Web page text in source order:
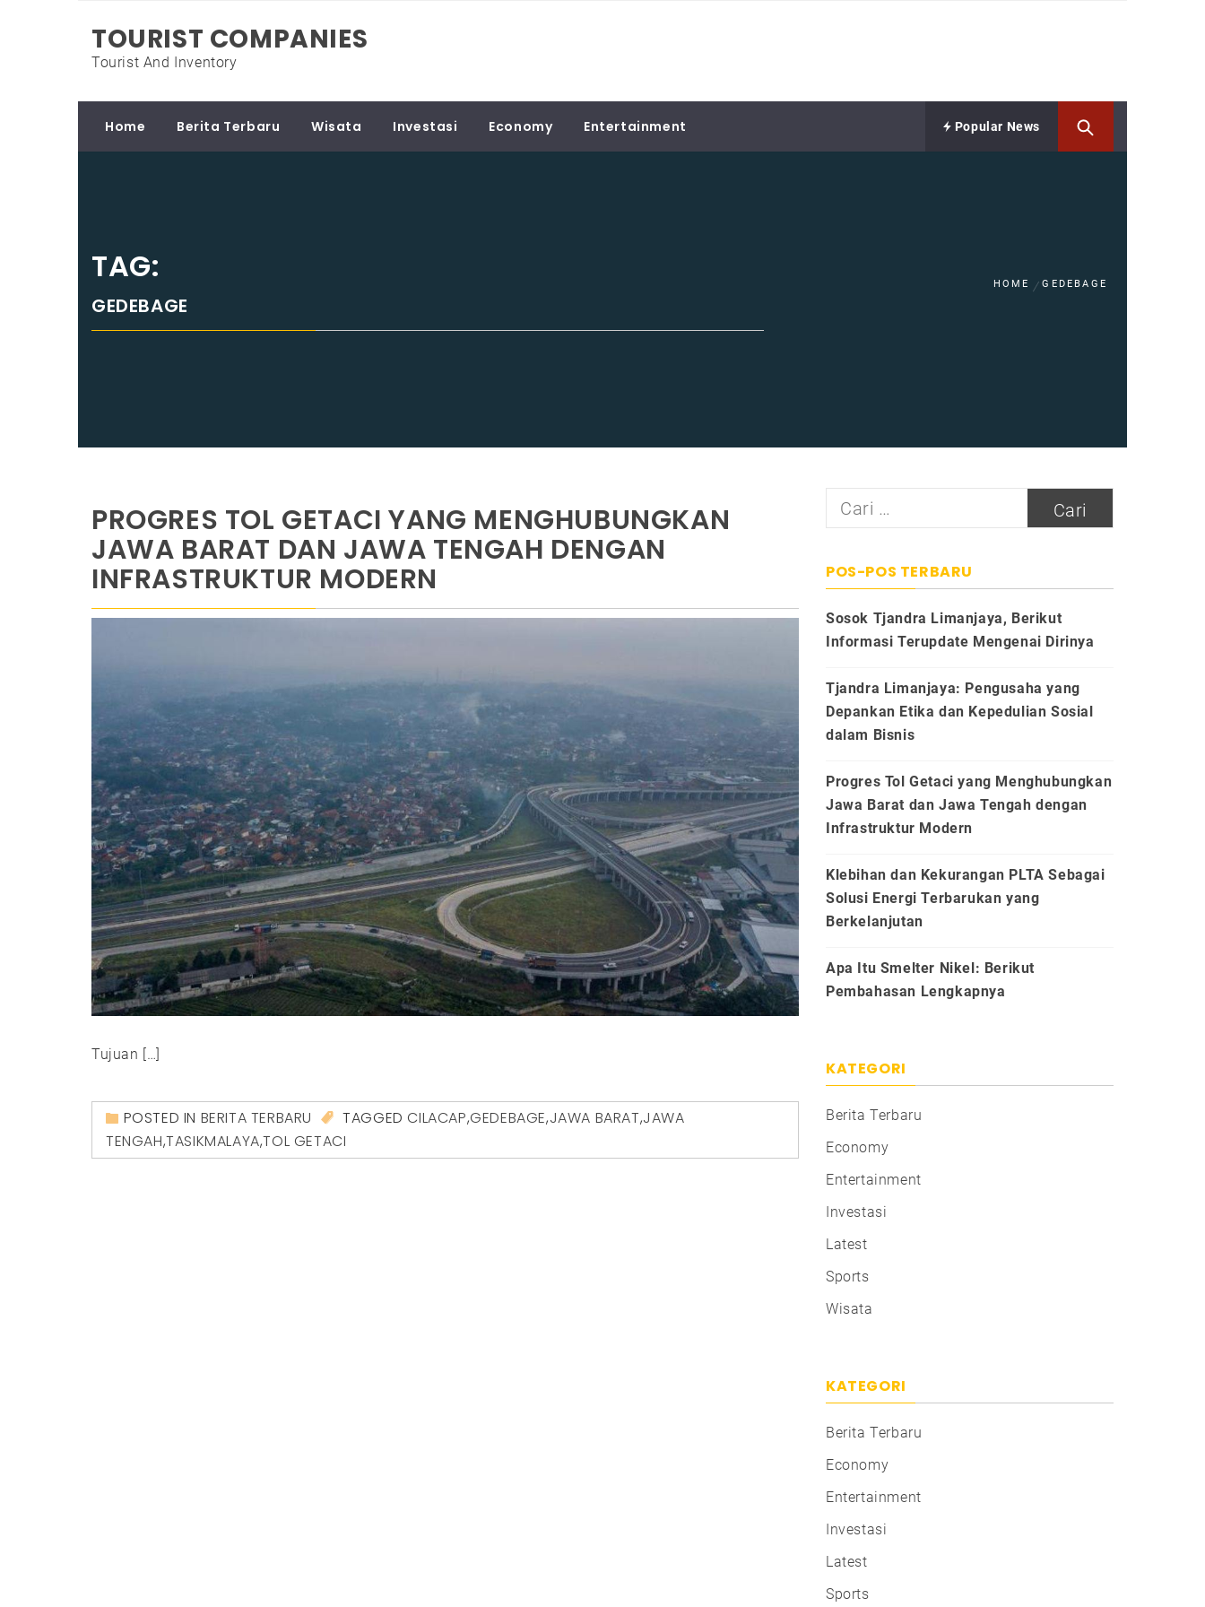
content
TOURIST COMPANIES
Tourist And Inventory
Home Berita Terbaru Wisata Investasi Economy Entertainment Popular News
TAG:
GEDEBAGE
HOME GEDEBAGE
PROGRES TOL GETACI YANG MENGHUBUNGKAN
JAWA BARAT DAN JAWA TENGAH DENGAN
INFRASTRUKTUR MODERN
Tujuan […]
POSTED IN BERITA TERBARU TAGGEDCILACAP,GEDEBAGE,JAWA BARAT,JAWA
TENGAH,TASIKMALAYA,TOL GETACI
Cari
POS-POS TERBARU
Sosok Tjandra Limanjaya, Berikut
Informasi Terupdate Mengenai Dirinya
Tjandra Limanjaya: Pengusaha yang
Depankan Etika dan Kepedulian Sosial
dalam Bisnis
Progres Tol Getaci yang Menghubungkan
Jawa Barat dan Jawa Tengah dengan
Infrastruktur Modern
Klebihan dan Kekurangan PLTA Sebagai
Solusi Energi Terbarukan yang
Berkelanjutan
Apa Itu Smelter Nikel: Berikut
Pembahasan Lengkapnya
KATEGORI
Berita Terbaru
Economy
Entertainment
Investasi
Latest
Sports
Wisata
KATEGORI
Berita Terbaru
Economy
Entertainment
Investasi
Latest
Sports